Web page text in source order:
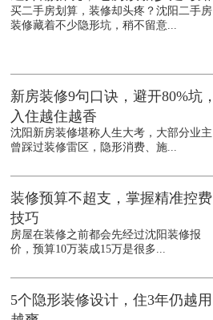
买二手房划算，装修却头疼？沈阳二手房
装修藏着不少隐形坑，稍不留意...
新房装修9句口诀，避开80%坑，
入住越住越香
沈阳新房装修堪称人生大考，大部分业主
曾踩过装修雷区，隐形消费、施...
装修预算不超支，掌握精准控费
技巧
房屋在装修之前都会先经过沈阳装修报
价，预算10万装成15万是很多...
5个隐形装修设计，住3年仍越用